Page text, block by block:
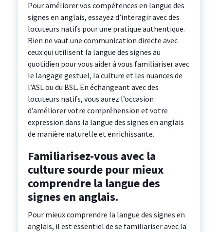
Pour améliorer vos compétences en langue des
signes en anglais, essayez d’interagir avec des
locuteurs natifs pour une pratique authentique.
Rien ne vaut une communication directe avec
ceux qui utilisent la langue des signes au
quotidien pour vous aider à vous familiariser avec
le langage gestuel, la culture et les nuances de
l’ASL ou du BSL. En échangeant avec des
locuteurs natifs, vous aurez l’occasion
d’améliorer votre compréhension et votre
expression dans la langue des signes en anglais
de manière naturelle et enrichissante.
Familiarisez-vous avec la
culture sourde pour mieux
comprendre la langue des
signes en anglais.
Pour mieux comprendre la langue des signes en
anglais, il est essentiel de se familiariser avec la